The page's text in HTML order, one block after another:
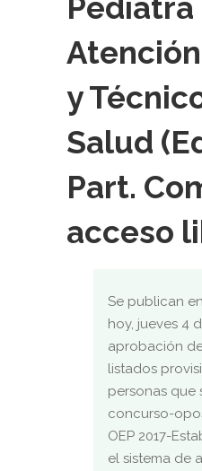
y
Salud
Part.
acceso
Se publican
hoy, jueves 4
aprobación
listados
personas que
concurso-
OEP 2017-
el sistema de